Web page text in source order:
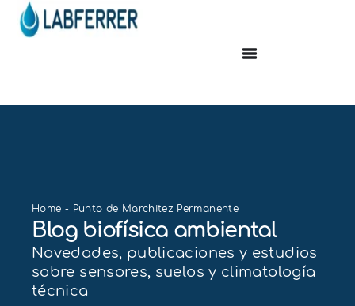
Home - Punto de Marchitez Permanente
Blog biofísica ambiental
Novedades, publicaciones y estudios
sobre sensores, suelos y climatología
técnica